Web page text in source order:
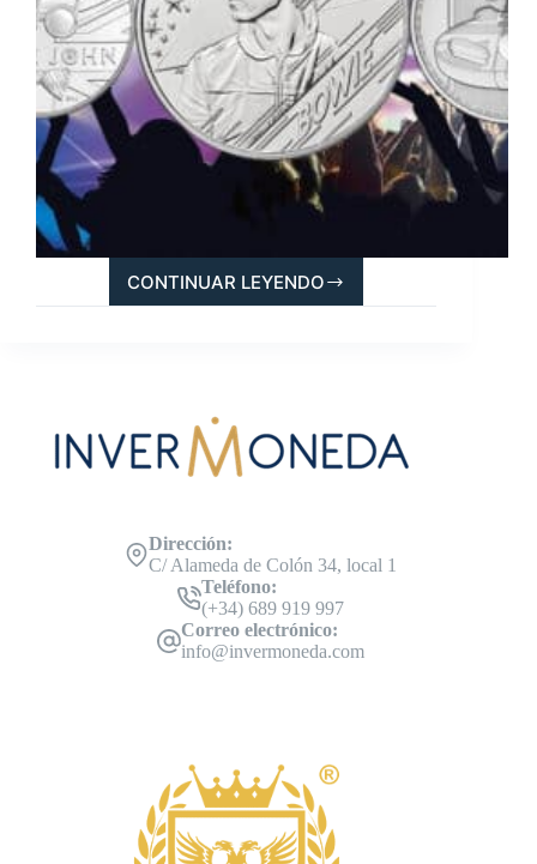
CONTINUAR LEYENDO
MUSIC
LEGENDS,
Dirección:
C/ Alameda de Colón 34, local 1
Teléfono:
(+34) 689 919 997
Correo electrónico:
info@invermoneda.com